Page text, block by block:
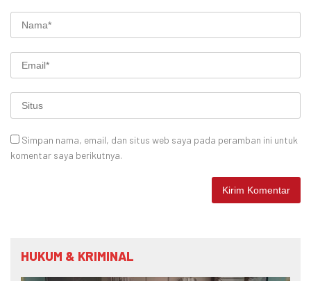
Simpan nama, email, dan situs web saya pada peramban ini untuk
komentar saya berikutnya.
HUKUM & KRIMINAL